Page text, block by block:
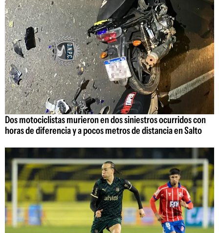
Dos motociclistas murieron en dos siniestros ocurridos con
horas de diferencia y a pocos metros de distancia en Salto